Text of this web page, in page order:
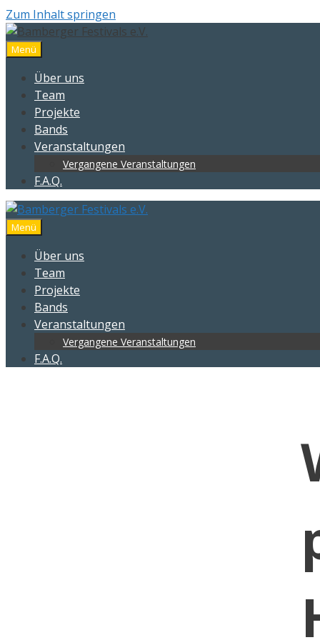
Zum Inhalt springen
Menü
Über uns
Team
Projekte
Bands
Veranstaltungen
Vergangene Veranstaltungen
F.A.Q.
Menü
Über uns
Team
Projekte
Bands
Veranstaltungen
Vergangene Veranstaltungen
F.A.Q.